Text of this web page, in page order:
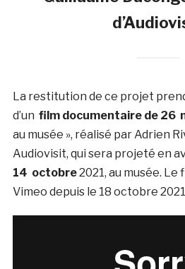
La restitution de ce projet
d’un film documentaire de 26
au musée », réalisé par Adrien
Audiovisit, qui sera projeté en
14 octobre2021, au musée. Le
Vimeo depuis le 18 octobre